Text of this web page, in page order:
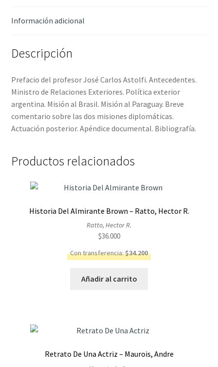
Información adicional
Descripción
Prefacio del profesor José Carlos Astolfi. Antecedentes.
Ministro de Relaciones Exteriores. Política exterior
argentina. Misión al Brasil. Misión al Paraguay. Breve
comentario sobre las dos misiones diplomáticas.
Actuación posterior. Apéndice documental. Bibliografía.
Productos relacionados
Historia Del Almirante Brown – Ratto, Hector R.
Ratto, Hector R.
$36.000
Con transferencia:$34.200
Añadir al carrito
Retrato De Una Actriz – Maurois, Andre